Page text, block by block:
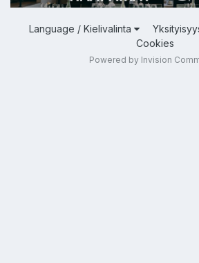
Language / Kielivalinta
Cookies
Powered by Invision